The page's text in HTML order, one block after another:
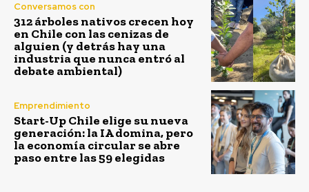
Conversamos con
312 árboles nativos crecen hoy
en Chile con las cenizas de
alguien (y detrás hay una
industria que nunca entró al
debate ambiental)
Emprendimiento
Start-Up Chile elige su nueva
generación: la IA domina, pero
la economía circular se abre
paso entre las 59 elegidas